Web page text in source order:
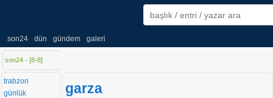
son24 dün gündem galeri
son24 - [8-8]
trabzon
günlük
garza